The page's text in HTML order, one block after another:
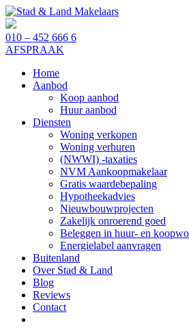
010 – 452 666 6
AFSPRAAK
Home
Aanbod
Koop aanbod
Huur aanbod
Diensten
Woning verkopen
Woning verhuren
(NWWI) -taxaties
NVM Aankoopmakelaar
Gratis waardebepaling
Hypotheekadvies
Nieuwbouwprojecten
Zakelijk onroerend goed
Beleggen in huur- en
Energielabel aanvragen
Buitenland
Over Stad & Land
Blog
Reviews
Contact